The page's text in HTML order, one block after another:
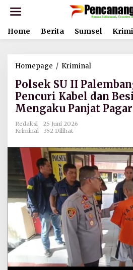
t
Home Berita Sumsel
Homepage / Kriminal
l
s
e
k
I
P
a
l
e
m
b
a
n
g
g
Polsek SU II
Pencuri Kabel dan
Mengaku Panjat
Redaksi
25 Juni 2026
Kriminal
352 Dilihat